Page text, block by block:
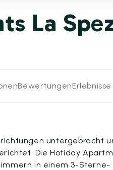
La
BewertungenErlebnisse
untergebracht
Die Hotiday
in einem 3-Sterne-